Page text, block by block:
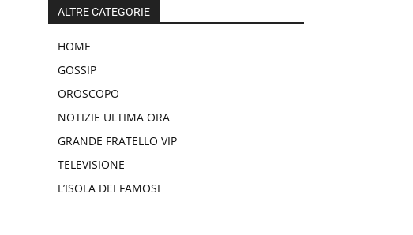
ALTRE CATEGORIE
HOME
GOSSIP
OROSCOPO
NOTIZIE ULTIMA ORA
GRANDE FRATELLO VIP
TELEVISIONE
L’ISOLA DEI FAMOSI